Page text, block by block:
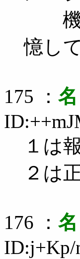
機
憶し
175 ：
１は
２は
176 ：
ID:j+Kp/